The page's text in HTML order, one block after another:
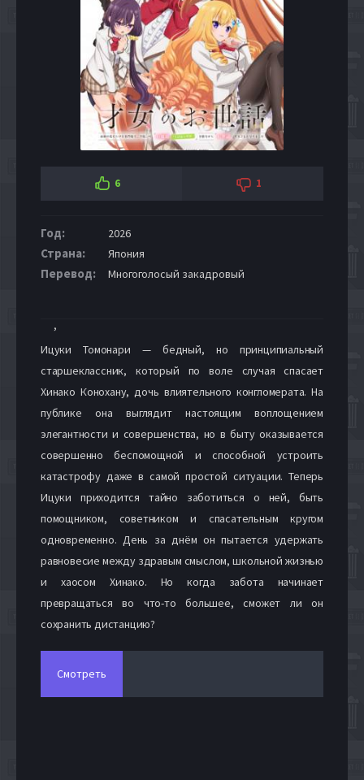
6 1
Год: 2026
Страна: Япония
Перевод: Многоголосый закадровый
,
Ицуки Томонари — бедный, но принципиальный
старшеклассник, который по воле случая спасает
Хинако Конохану, дочь влиятельного конгломерата. На
публике она выглядит настоящим воплощением
элегантности и совершенства, но в быту оказывается
совершенно беспомощной и способной устроить
катастрофу даже в самой простой ситуации. Теперь
Ицуки приходится тайно заботиться о ней, быть
помощником, советником и спасательным кругом
одновременно. День за днём он пытается удержать
равновесие между здравым смыслом, школьной жизнью
и хаосом Хинако. Но когда забота начинает
превращаться во что-то большее, сможет ли он
сохранить дистанцию?
Смотреть